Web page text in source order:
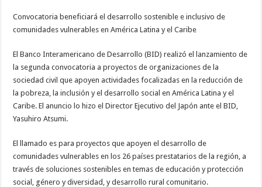
Convocatoria beneficiará el desarrollo sostenible e inclusivo de
comunidades vulnerables en América Latina y el Caribe
El Banco Interamericano de Desarrollo (BID) realizó el lanzamiento de
la segunda convocatoria a proyectos de organizaciones de la
sociedad civil que apoyen actividades focalizadas en la reducción de
la pobreza, la inclusión y el desarrollo social en América Latina y el
Caribe. El anuncio lo hizo el Director Ejecutivo del Japón ante el BID,
Yasuhiro Atsumi.
El llamado es para proyectos que apoyen el desarrollo de
comunidades vulnerables en los 26 países prestatarios de la región, a
través de soluciones sostenibles en temas de educación y protección
social, género y diversidad, y desarrollo rural comunitario.